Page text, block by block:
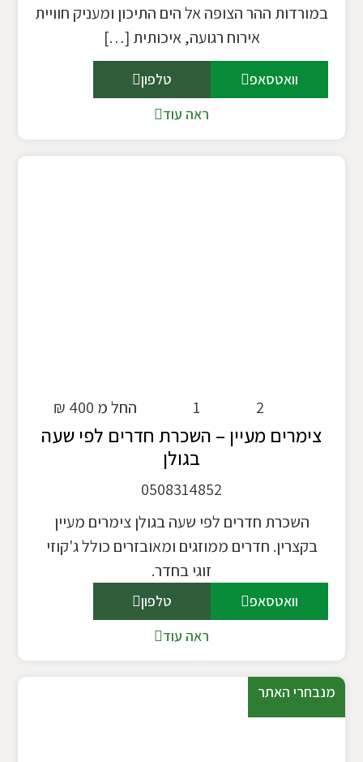
במורדות ההר הצופה אל הים התיכון ומעניק חוויית
אירוח רגועה, איכותית […]
וואטסאפ
טלפון
ראה עוד
החל מ 400 ₪ 1 2
צימרים מעיין – השכרת חדרים לפי שעה
בגולן
0508314852
השכרת חדרים לפי שעה בגולן צימרים מעיין
בקצרין. חדרים ממוזגים ומאובזרים כולל ג'קוזי
זוגי בחדר.
וואטסאפ
טלפון
ראה עוד
מנבחרי האתר